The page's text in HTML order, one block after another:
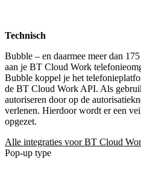
Technisch
Bubble – en daarmee meer dan
aan je BT Cloud Work
Bubble koppel je het
de BT Cloud Work API. Als
autoriseren door op de
verlenen. Hierdoor wordt er een
opgezet.
Alle integraties voor BT Cloud
Pop-up type